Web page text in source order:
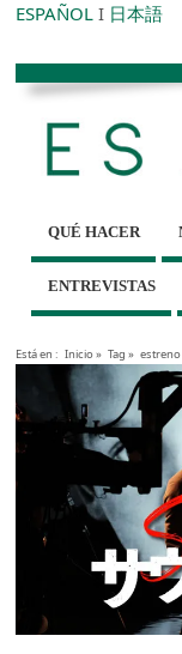
ESPAÑOL I 日本語
QUÉ HACER
ENTREVISTAS
Está en : Inicio» Tag » estreno